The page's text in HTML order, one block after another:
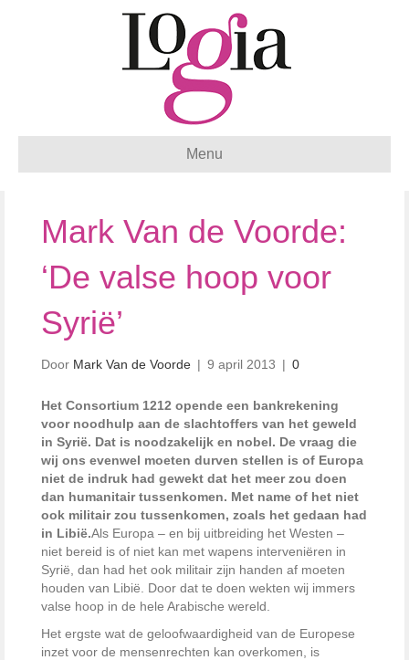
Menu
Mark Van de Voorde:
‘De valse hoop voor
Syrië’
Door Mark Van de Voorde | 9 april 2013 | 0
Het Consortium 1212 opende een bankrekening
voor noodhulp aan de slachtoffers van het geweld
in Syrië. Dat is noodzakelijk en nobel. De vraag die
wij ons evenwel moeten durven stellen is of Europa
niet de indruk had gewekt dat het meer zou doen
dan humanitair tussenkomen. Met name of het niet
ook militair zou tussenkomen, zoals het gedaan had
in Libië.Als Europa – en bij uitbreiding het Westen –
niet bereid is of niet kan met wapens interveniëren in
Syrië, dan had het ook militair zijn handen af moeten
houden van Libië. Door dat te doen wekten wij immers
valse hoop in de hele Arabische wereld.
Het ergste wat de geloofwaardigheid van de Europese
inzet voor de mensenrechten kan overkomen, is